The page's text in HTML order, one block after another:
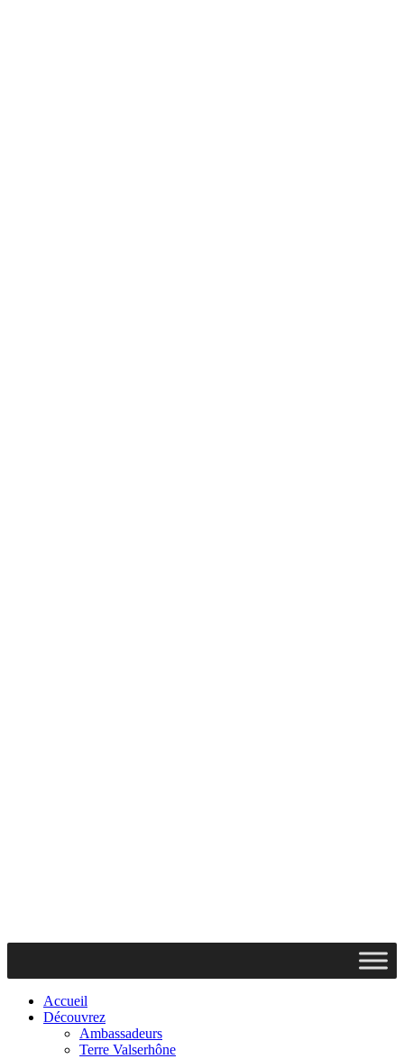
Accueil
Découvrez
Ambassadeurs
Terre Valserhône